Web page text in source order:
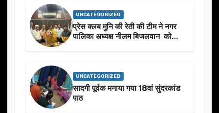
UNCATEGORIZED
प्रेस क्लब मुनि की रेती की टीम ने नगर
पालिका अध्यक्ष नीलम बिजलवान को
UNCATEGORIZED
सादगी पूर्वक मनाया गया 18वां सुंदरकांड
पाठ